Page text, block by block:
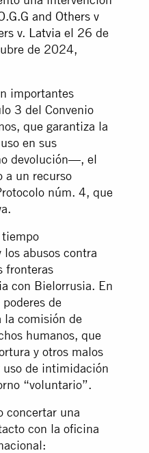
and Others v
v. Latvia el 26 de
de 2024,
importantes
3 del Convenio
que garantiza la
en sus
devolución—, el
a un recurso
núm. 4, que
abusos contra
fronteras
con Bielorrusia. En
de
la comisión de
humanos, que
y otros malos
de intimidación
“voluntario”.
concertar una
con la oficina